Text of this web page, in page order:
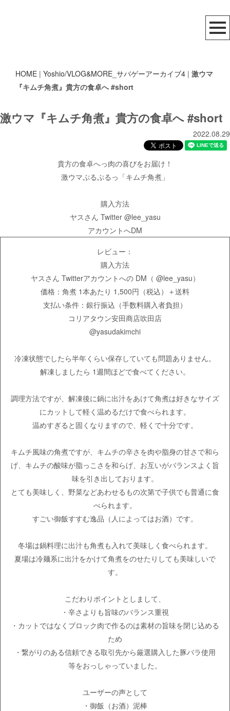
HOME | Yoshio/VLOG&MORE_サバゲーアーカイブ4 | 激ウマ
『キムチ角煮』貴方の食卓へ #short
激ウマ『キムチ角煮』貴方の食卓へ #short
2022.08.29
貴方の食卓へっ肉の喜びをお届け！
激ウマぷるぷるっ「キムチ角煮」
購入方法
ヤスさん Twitter @lee_yasu
アカウントへDM
レビュー：
購入方法
ヤスさん Twitterアカウントへの DM （ @lee_yasu）
価格：角煮 1本あたり 1,500円（税込）＋送料
支払い条件：銀行振込（手数料購入者負担）
コリアタウン安田商店吹田店
@yasudakimchi
冷凍状態でしたら半年くらい保存していても問題ありません。
解凍しましたら 1週間ほどで食べてください。
調理方法ですが、解凍後に鍋に出汁をあけて角煮は好きなサイズ
にカットして軽く温めるだけで食べられます。
温めすぎると固くなりますので、軽くで十分です。
キムチ風味の角煮ですが、キムチの辛さを肉や脂身の甘さで和ら
げ、キムチの酸味が脂っこさを和らげ、お互いがバランスよく旨
味を引き出しております。
とても美味しく、野菜などあわせるもの次第で子供でも普通に食
べられます。
すごい御飯すすむ逸品（人によってはお酒）です。
冬場は鍋料理に出汁も角煮も入れて美味しく食べられます。
夏場は冷麺系に出汁をかけて角煮をのせたりしても美味しいで
す。
こだわりポイントとしまして、
・辛さよりも旨味のバランス重視
・カットではなくブロック肉で作るのは素材の旨味を閉じ込める
ため
・繋がりのある信頼できる取引先から厳選購入した豚バラ使用
等をおっしゃっていました。
ユーザーの声として
・御飯（お酒）泥棒